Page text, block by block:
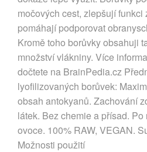
močových cest, zlepšují funkci
pomáhají podporovat
Kromě toho borůvky obsahuji
množství vlákniny. Více
dočtete na BrainPedia.cz
lyofilizovaných borůvek:
obsah antokyanů. Zachování
látek. Bez chemie a přísad.
ovoce. 100% RAW, VEGAN.
Možnosti použití